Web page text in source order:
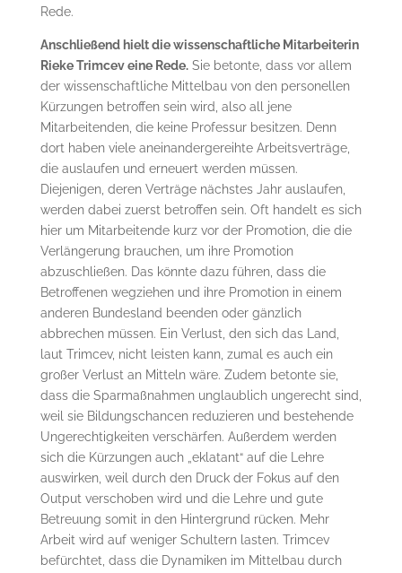
Rede.
Anschließend hielt die wissenschaftliche Mitarbeiterin
Rieke Trimcev eine Rede.Sie betonte, dass vor allem
der wissenschaftliche Mittelbau von den personellen
Kürzungen betroffen sein wird, also all jene
Mitarbeitenden, die keine Professur besitzen. Denn
dort haben viele aneinandergereihte Arbeitsverträge,
die auslaufen und erneuert werden müssen.
Diejenigen, deren Verträge nächstes Jahr auslaufen,
werden dabei zuerst betroffen sein. Oft handelt es sich
hier um Mitarbeitende kurz vor der Promotion, die die
Verlängerung brauchen, um ihre Promotion
abzuschließen. Das könnte dazu führen, dass die
Betroffenen wegziehen und ihre Promotion in einem
anderen Bundesland beenden oder gänzlich
abbrechen müssen. Ein Verlust, den sich das Land,
laut Trimcev, nicht leisten kann, zumal es auch ein
großer Verlust an Mitteln wäre. Zudem betonte sie,
dass die Sparmaßnahmen unglaublich ungerecht sind,
weil sie Bildungschancen reduzieren und bestehende
Ungerechtigkeiten verschärfen. Außerdem werden
sich die Kürzungen auch „eklatant“ auf die Lehre
auswirken, weil durch den Druck der Fokus auf den
Output verschoben wird und die Lehre und gute
Betreuung somit in den Hintergrund rücken. Mehr
Arbeit wird auf weniger Schultern lasten. Trimcev
befürchtet, dass die Dynamiken im Mittelbau durch